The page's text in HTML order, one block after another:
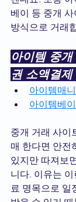
베이 등 중개
방식으로 거래
아이템 중
권 소액결
아이템매
아이템베이
중개 거래 사이
매 한다면 안전
있지만 따져보
니다. 이유는
료 명목으로 일